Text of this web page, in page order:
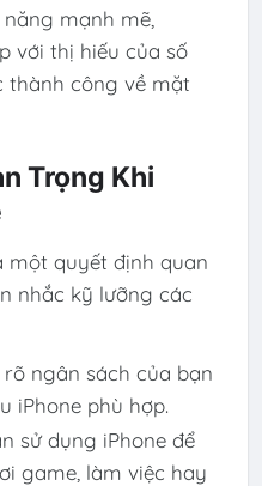
mạnh mẽ,
với thị hiếu của số
thành công về mặt
Trọng Khi
một quyết định quan
nhắc kỹ lưỡng các
rõ ngân sách của bạn
iPhone phù hợp.
sử dụng iPhone để
game, làm việc hay